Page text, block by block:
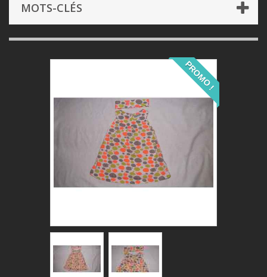
MOTS-CLÉS
PROMO !